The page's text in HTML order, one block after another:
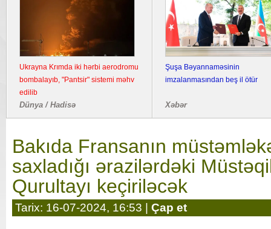
Ukrayna Krımda iki hərbi aerodromu
bombalayıb, "Pantsir" sistemi məhv
edilib
Dünya / Hadisə
Şuşa Bəyannaməsinin
imzalanmasından beş il ötür
Xəbər
Bakıda Fransanın
saxladığı ərazilərdəki
Qurultayı keçiriləcək
Tarix: 16-07-2024, 16:53 | Çap et